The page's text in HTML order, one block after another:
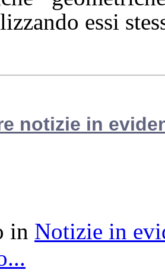
essi
notizie in
in Notizie in